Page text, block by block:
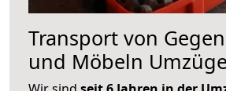
Transport von
und Möbeln